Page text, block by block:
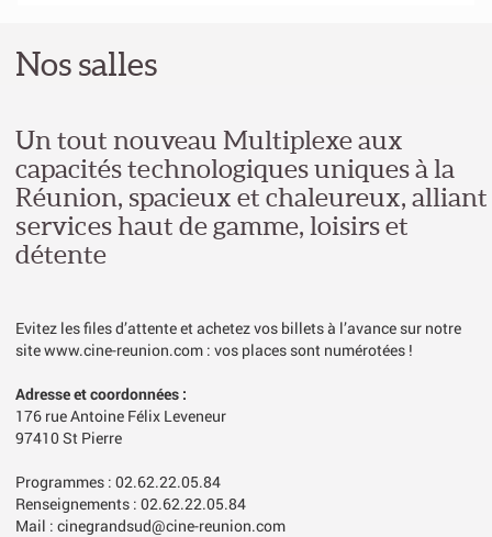
Nos salles
Un tout nouveau Multiplexe aux
capacités technologiques uniques à la
Réunion, spacieux et chaleureux, alliant
services haut de gamme, loisirs et
détente
Evitez les files d’attente et achetez vos billets à l’avance sur notre
site www.cine-reunion.com : vos places sont numérotées !
Adresse et coordonnées :
176 rue Antoine Félix Leveneur
97410 St Pierre
Programmes : 02.62.22.05.84
Renseignements : 02.62.22.05.84
Mail : cinegrandsud@cine-reunion.com